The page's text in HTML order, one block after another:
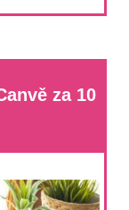
za 10